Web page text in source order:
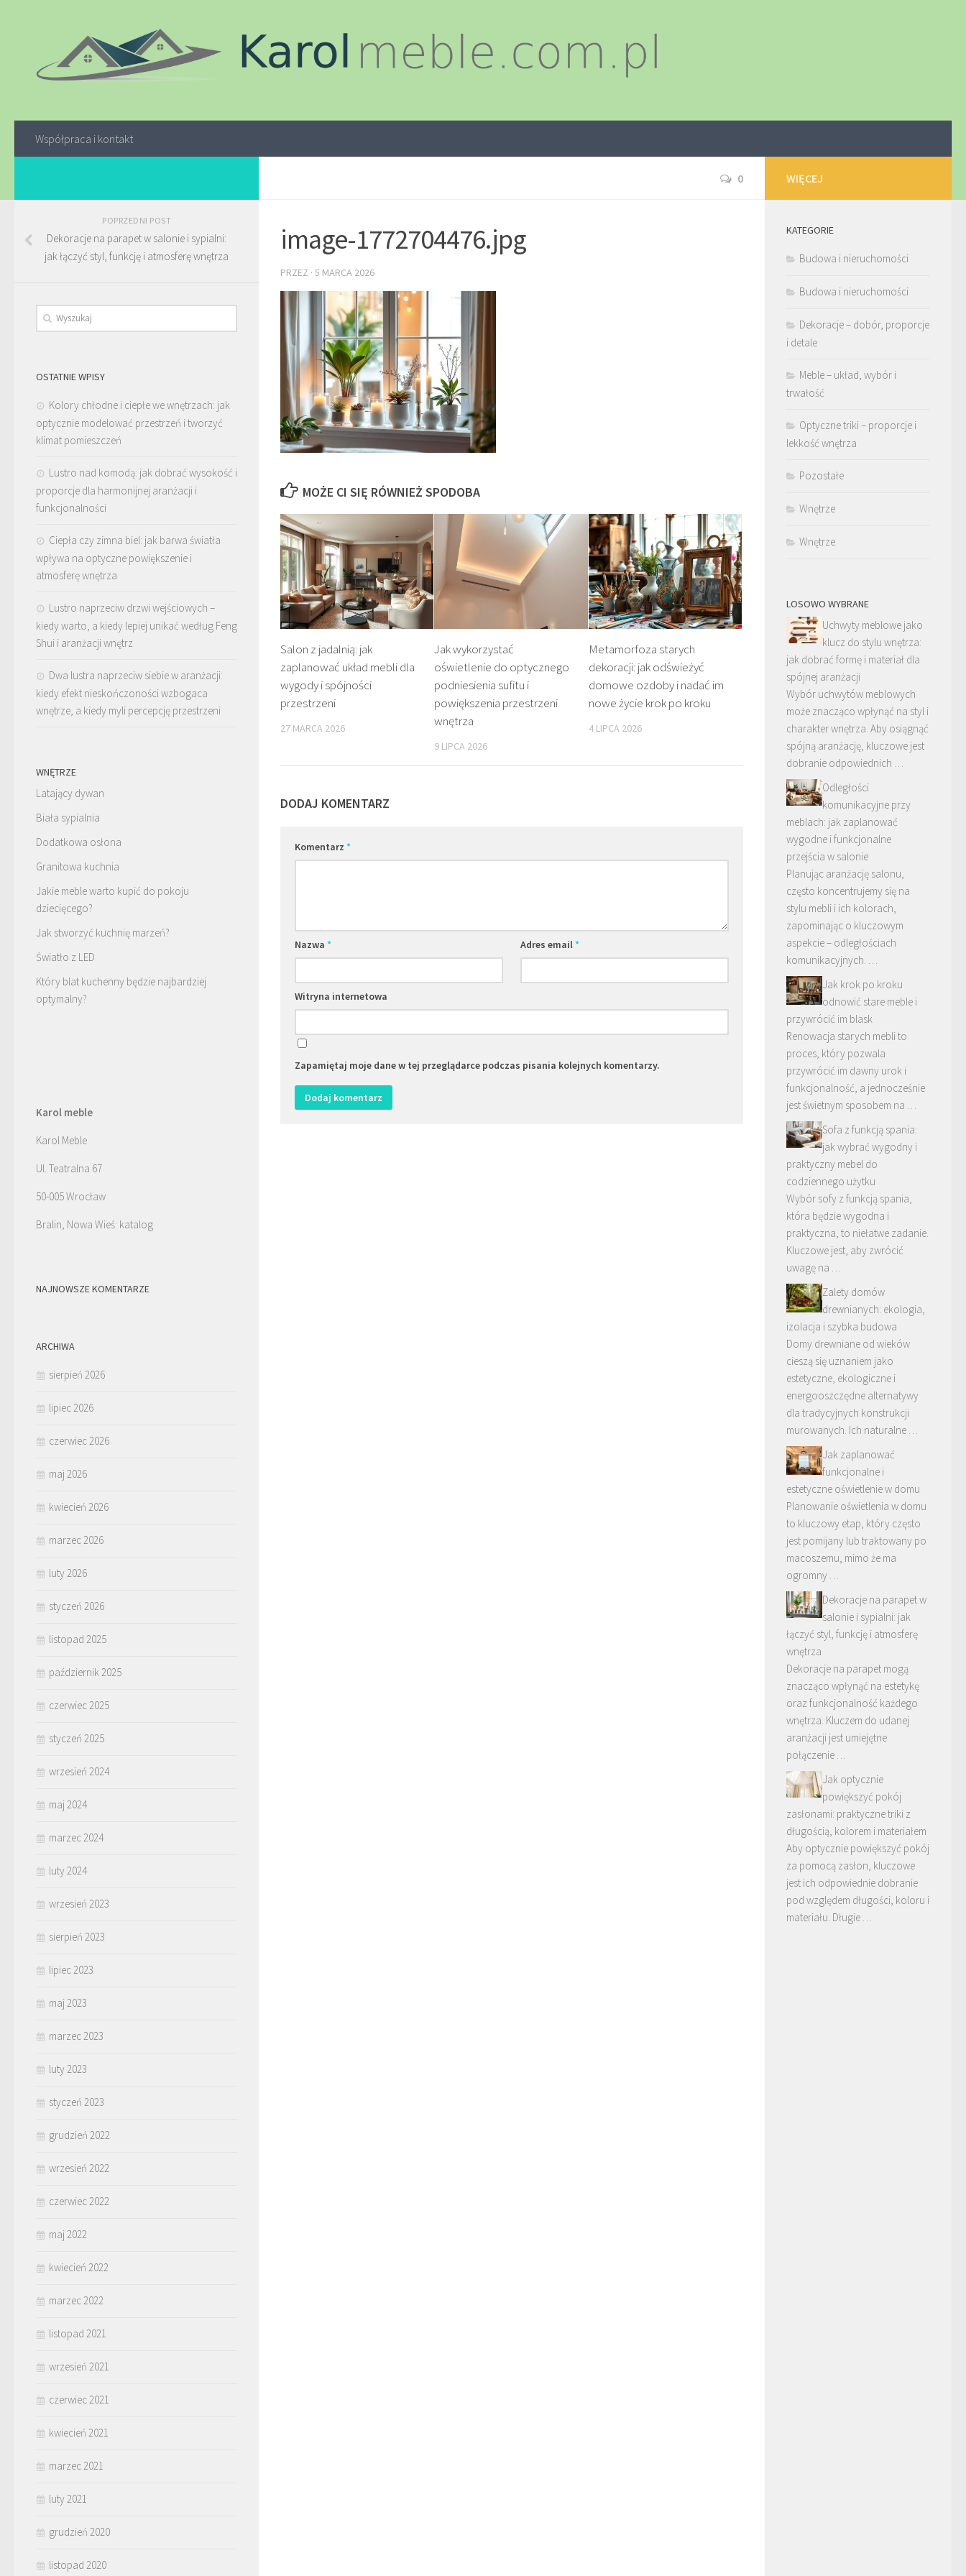
Współpraca i kontakt
0
image-1772704476.jpg
PRZEZ · 5 MARCA 2026
MOŻE CI SIĘ RÓWNIEŻ SPODOBA
Salon z jadalnią: jak
zaplanować układ mebli dla
wygody i spójności
przestrzeni
27 MARCA 2026
Jak wykorzystać
oświetlenie do optycznego
podniesienia sufitu i
powiększenia przestrzeni
wnętrza
9 LIPCA 2026
Metamorfoza starych
dekoracji: jak odświeżyć
domowe ozdoby i nadać im
nowe życie krok po kroku
4 LIPCA 2026
DODAJ KOMENTARZ
Komentarz *
Nazwa * Adres email*
Witryna internetowa
Zapamiętaj moje dane w tej przeglądarce podczas pisania kolejnych komentarzy.
POPRZEDNI POST
Dekoracje na parapet w salonie i sypialni:
jak łączyć styl, funkcję i atmosferę wnętrza
OSTATNIE WPISY
Kolory chłodne i ciepłe we wnętrzach: jak
optycznie modelować przestrzeń i tworzyć
klimat pomieszczeń
Lustro nad komodą: jak dobrać wysokość i
proporcje dla harmonijnej aranżacji i
funkcjonalności
Ciepła czy zimna biel: jak barwa światła
wpływa na optyczne powiększenie i
atmosferę wnętrza
Lustro naprzeciw drzwi wejściowych –
kiedy warto, a kiedy lepiej unikać według Feng
Shui i aranżacji wnętrz
Dwa lustra naprzeciw siebie w aranżacji:
kiedy efekt nieskończoności wzbogaca
wnętrze, a kiedy myli percepcję przestrzeni
WNĘTRZE
Latający dywan
Biała sypialnia
Dodatkowa osłona
Granitowa kuchnia
Jakie meble warto kupić do pokoju
dziecięcego?
Jak stworzyć kuchnię marzeń?
Światło z LED
Który blat kuchenny będzie najbardziej
optymalny?
Karol meble
Karol Meble
Ul. Teatralna 67
50-005 Wrocław
Bralin, Nowa Wieś: katalog
NAJNOWSZE KOMENTARZE
ARCHIWA
sierpień 2026
lipiec 2026
czerwiec 2026
maj 2026
kwiecień 2026
marzec 2026
luty 2026
styczeń 2026
listopad 2025
październik 2025
czerwiec 2025
styczeń 2025
wrzesień 2024
maj 2024
marzec 2024
luty 2024
wrzesień 2023
sierpień 2023
lipiec 2023
maj 2023
marzec 2023
luty 2023
styczeń 2023
grudzień 2022
wrzesień 2022
czerwiec 2022
maj 2022
kwiecień 2022
marzec 2022
listopad 2021
wrzesień 2021
czerwiec 2021
kwiecień 2021
marzec 2021
luty 2021
grudzień 2020
listopad 2020
WIĘCEJ
KATEGORIE
Budowa i nieruchomości
Budowa i nieruchomości
Dekoracje – dobór, proporcje
i detale
Meble – układ, wybór i
trwałość
Optyczne triki – proporcje i
lekkość wnętrza
Pozostałe
Wnętrze
Wnętrze
LOSOWO WYBRANE
Uchwyty meblowe jako
klucz do stylu wnętrza:
jak dobrać formę i materiał dla
spójnej aranżacji
Wybór uchwytów meblowych
może znacząco wpłynąć na styl i
charakter wnętrza. Aby osiągnąć
spójną aranżację, kluczowe jest
dobranie odpowiednich …
Odległości
komunikacyjne przy
meblach: jak zaplanować
wygodne i funkcjonalne
przejścia w salonie
Planując aranżację salonu,
często koncentrujemy się na
stylu mebli i ich kolorach,
zapominając o kluczowym
aspekcie – odległościach
komunikacyjnych. …
Jak krok po kroku
odnowić stare meble i
przywrócić im blask
Renowacja starych mebli to
proces, który pozwala
przywrócić im dawny urok i
funkcjonalność, a jednocześnie
jest świetnym sposobem na …
Sofa z funkcją spania:
jak wybrać wygodny i
praktyczny mebel do
codziennego użytku
Wybór sofy z funkcją spania,
która będzie wygodna i
praktyczna, to niełatwe zadanie.
Kluczowe jest, aby zwrócić
uwagę na …
Zalety domów
drewnianych: ekologia,
izolacja i szybka budowa
Domy drewniane od wieków
cieszą się uznaniem jako
estetyczne, ekologiczne i
energooszczędne alternatywy
dla tradycyjnych konstrukcji
murowanych. Ich naturalne …
Jak zaplanować
funkcjonalne i
estetyczne oświetlenie w domu
Planowanie oświetlenia w domu
to kluczowy etap, który często
jest pomijany lub traktowany po
macoszemu, mimo że ma
ogromny …
Dekoracje na parapet w
salonie i sypialni: jak
łączyć styl, funkcję i atmosferę
wnętrza
Dekoracje na parapet mogą
znacząco wpłynąć na estetykę
oraz funkcjonalność każdego
wnętrza. Kluczem do udanej
aranżacji jest umiejętne
połączenie …
Jak optycznie
powiększyć pokój
zasłonami: praktyczne triki z
długością, kolorem i materiałem
Aby optycznie powiększyć pokój
za pomocą zasłon, kluczowe
jest ich odpowiednie dobranie
pod względem długości, koloru i
materiału. Długie …